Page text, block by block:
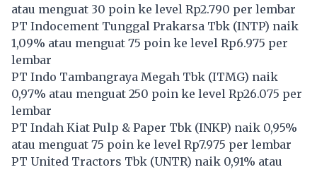
atau menguat 30 poin ke level Rp2.790 per lembar
PT Indocement Tunggal Prakarsa Tbk (INTP) naik
1,09% atau menguat 75 poin ke level Rp6.975 per
lembar
PT Indo Tambangraya Megah Tbk (ITMG) naik
0,97% atau menguat 250 poin ke level Rp26.075 per
lembar
PT Indah Kiat Pulp & Paper Tbk (INKP) naik 0,95%
atau menguat 75 poin ke level Rp7.975 per lembar
PT United Tractors Tbk (UNTR) naik 0,91% atau